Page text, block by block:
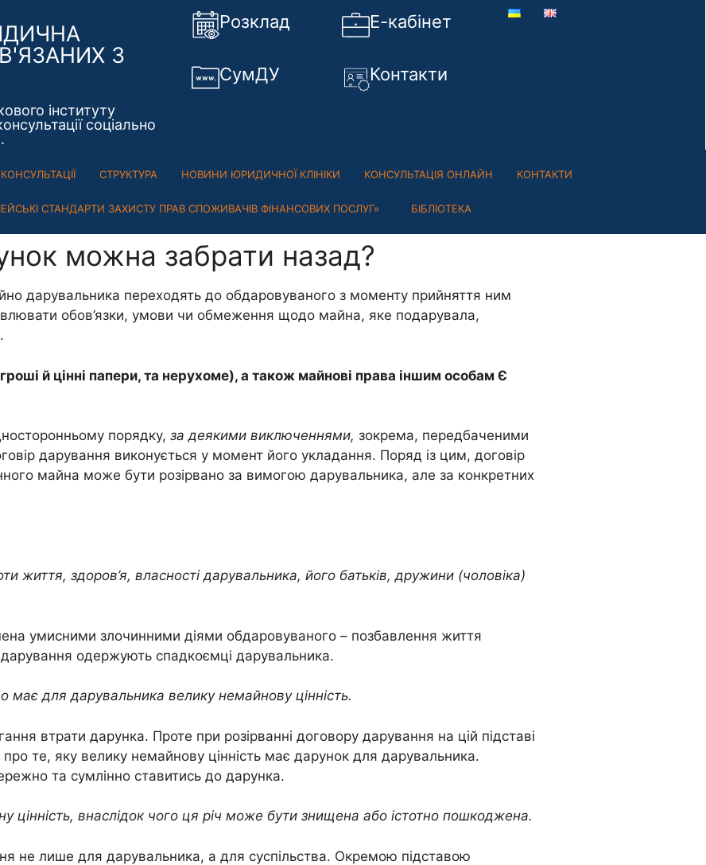
З
інституту
соціально
Розклад Е-кабінет
СумДУ Контакти
СТРУКТУРА НОВИНИ ЮРИДИЧНОЇ КЛІНІКИ КОНСУЛЬТАЦІЯ ОНЛАЙН КОНТАКТИ
СТАНДАРТИ ЗАХИСТУ ПРАВ СПОЖИВАЧІВ ФІНАНСОВИХ ПОСЛУГ» БІБЛІОТЕКА
можна забрати назад?
дарувальника переходять до обдаровуваного з моменту прийняття ним
обов’язки, умови чи обмеження щодо майна, яке подарувала,
й цінні папери, та нерухоме), а також майнові права іншим особам Є
порядку, за деякими виключеннями, зокрема, передбаченими
дарування виконується у момент його укладання. Поряд із цим, договір
майна може бути розірвано за вимогою дарувальника, але за конкретних
життя, здоров’я, власності дарувальника, його батьків, дружини (чоловіка)
умисними злочинними діями обдаровуваного – позбавлення життя
одержують спадкоємці дарувальника.
має для дарувальника велику немайнову цінність.
втрати дарунка. Проте при розірванні договору дарування на цій підставі
те, яку велику немайнову цінність має дарунок для дарувальника.
та сумлінно ставитись до дарунка.
цінність, внаслідок чого ця річ може бути знищена або істотно пошкоджена.
не лише для дарувальника, а для суспільства. Окремою підставою